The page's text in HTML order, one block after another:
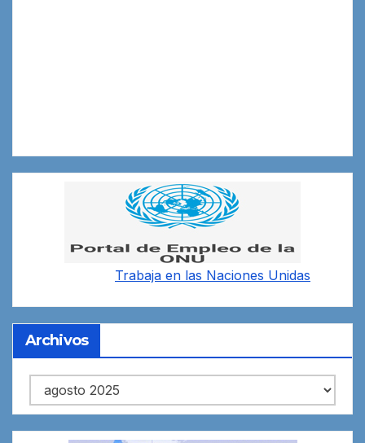
Trabaja en las Naciones Unidas
Archivos
Archivos